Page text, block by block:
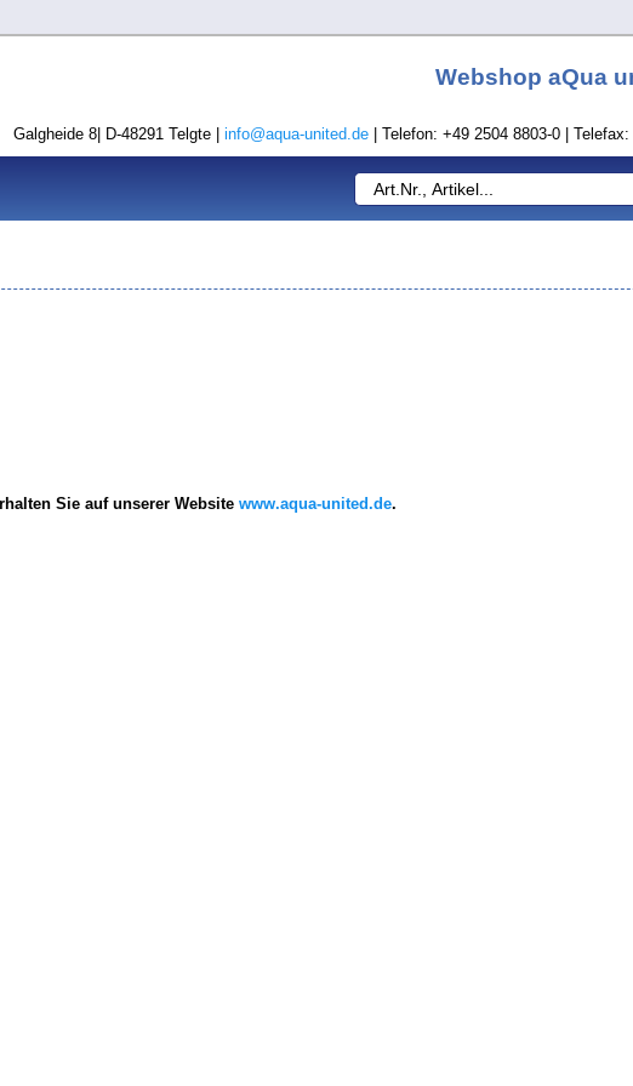
Webshop aQua
Galgheide 8| D-48291 Telgte | info@aqua-united.de | Telefon: +49 2504 8803-0 |
Sie auf unserer Website www.aqua-united.de.